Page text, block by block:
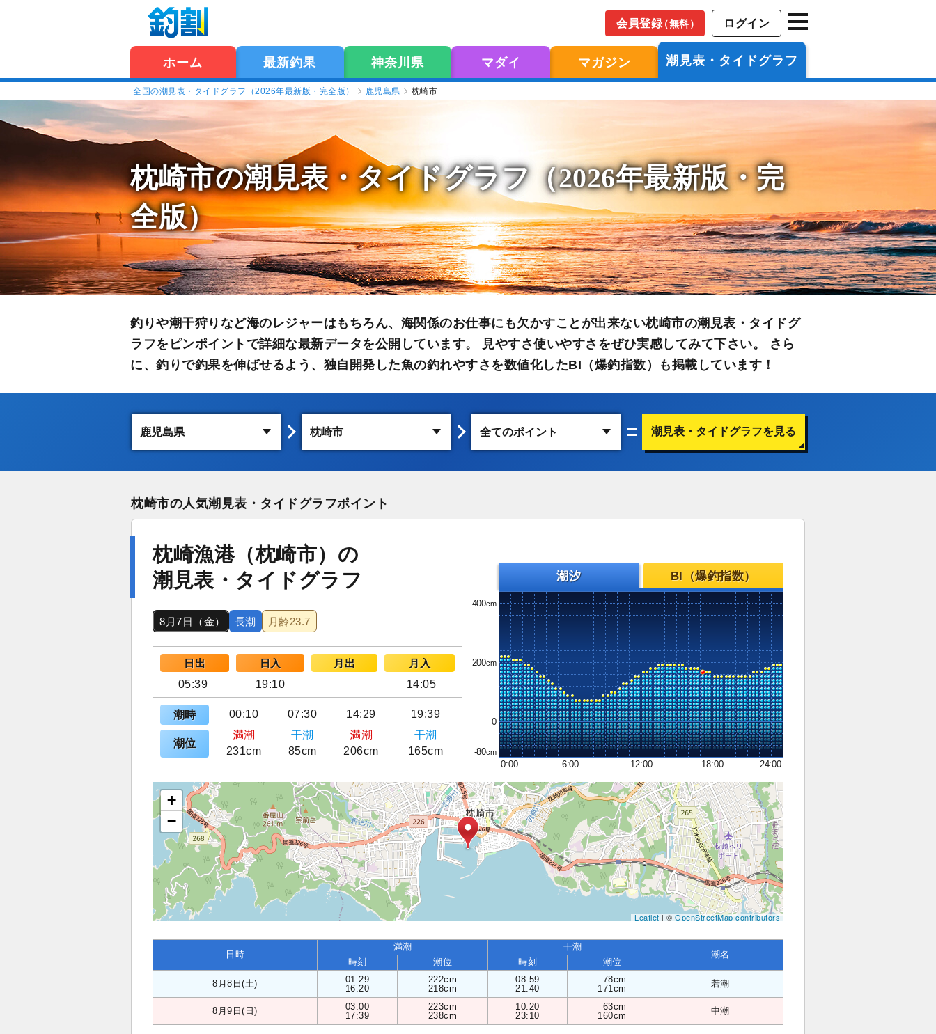
会員登録（無料） ログイン
ホーム 最新釣果 神奈川県 マダイ マガジン 潮見表・タイドグラフ
全国の潮見表・タイドグラフ（2026年最新版・完全版） 鹿児島県 枕崎市
枕崎市の潮見表・タイドグラフ（2026年最新版・完
全版）
釣りや潮干狩りなど海のレジャーはもちろん、海関係のお仕事にも欠かすことが出来ない枕崎市の潮見表・タイドグ
ラフをピンポイントで詳細な最新データを公開しています。 見やすさ使いやすさをぜひ実感してみて下さい。 さら
に、釣りで釣果を伸ばせるよう、独自開発した魚の釣れやすさを数値化したBI（爆釣指数）も掲載しています！
潮見表・タイドグラフを見る
枕崎市の人気潮見表・タイドグラフポイント
枕崎漁港（枕崎市）の
潮見表・タイドグラフ
8月7日（金） 長潮 月齢23.7
日出 日入 月出
月入
05:39
19:10 14:05
潮時 00:10 07:30 14:29 19:39
潮位
満潮 干潮 満潮
干潮
231cm
85cm 206cm 165cm
潮汐 BI（爆釣指数）
400
200
0
-80
0:00
6:00 12:00 18:00 24:00
+
−
Leaflet| ©OpenStreetMap contributors
日時
満潮 干潮
潮名
時刻 潮位 時刻 潮位
8月8日(土)
01:29
16:20
222cm
218cm
08:59
21:40
78cm
171cm
若潮
8月9日(日)
03:00
17:39
223cm
238cm
10:20
23:10
63cm
160cm
中潮